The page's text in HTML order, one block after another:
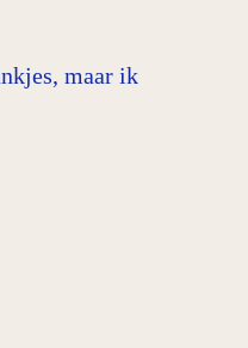
maar ik